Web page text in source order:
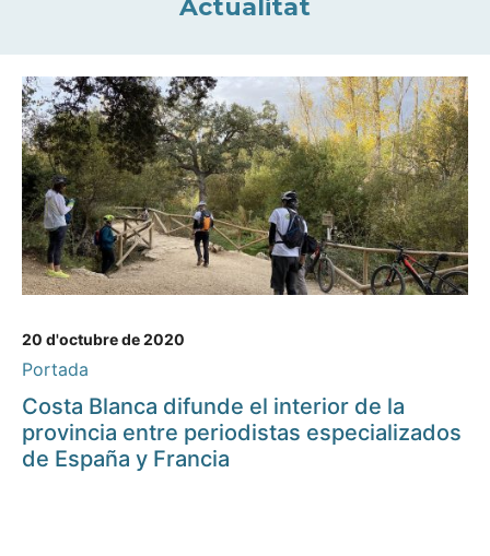
Actualitat
20 d'octubre de 2020
Portada
Costa Blanca difunde el interior de la
provincia entre periodistas especializados
de España y Francia